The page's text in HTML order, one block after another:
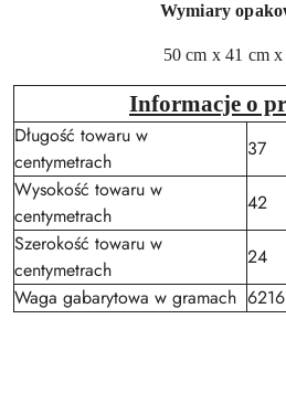
Wymiary
50 cm x 41 cm
Informacje o
Długość towaru w
centymetrach
37
Wysokość towaru w
centymetrach
42
Szerokość towaru w
centymetrach
24
Waga gabarytowa w gramach 6216